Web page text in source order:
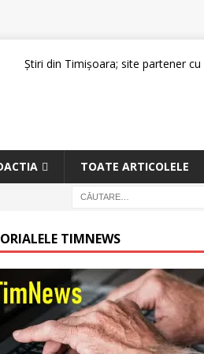
Știri din Timișoara; site partener cu
TOATE ARTICOLELE
TIMNEWS